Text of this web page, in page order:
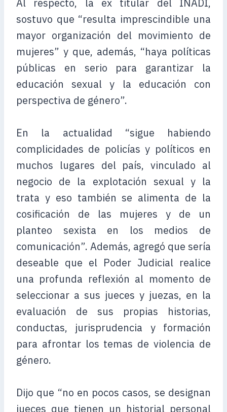
Al respecto, la ex titular del INADI,
sostuvo que “resulta imprescindible una
mayor organización del movimiento de
mujeres” y que, además, “haya políticas
públicas en serio para garantizar la
educación sexual y la educación con
perspectiva de género”.
En la actualidad “sigue habiendo
complicidades de policías y políticos en
muchos lugares del país, vinculado al
negocio de la explotación sexual y la
trata y eso también se alimenta de la
cosificación de las mujeres y de un
planteo sexista en los medios de
comunicación”. Además, agregó que sería
deseable que el Poder Judicial realice
una profunda reflexión al momento de
seleccionar a sus jueces y juezas, en la
evaluación de sus propias historias,
conductas, jurisprudencia y formación
para afrontar los temas de violencia de
género.
Dijo que “no en pocos casos, se designan
jueces que tienen un historial personal